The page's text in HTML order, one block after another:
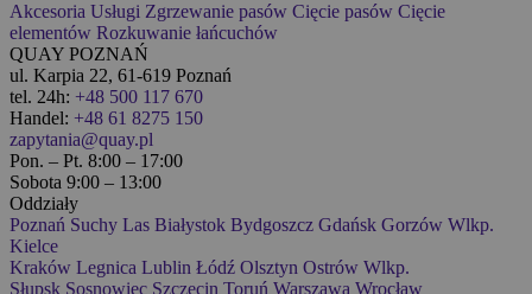
Akcesoria Usługi Zgrzewanie pasów Cięcie pasów Cięcie
elementów Rozkuwanie łańcuchów
QUAY POZNAŃ
ul. Karpia 22, 61-619 Poznań
tel. 24h: +48 500 117 670
Handel: +48 61 8275 150
zapytania@quay.pl
Pon. – Pt. 8:00 – 17:00
Sobota 9:00 – 13:00
Oddziały
Poznań Suchy Las Białystok Bydgoszcz Gdańsk Gorzów Wlkp.
Kielce
Kraków Legnica Lublin Łódź Olsztyn Ostrów Wlkp.
Słupsk Sosnowiec Szczecin Toruń Warszawa Wrocław